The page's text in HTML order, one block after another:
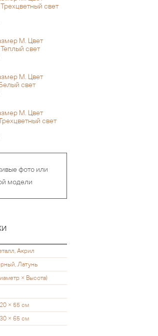
свет
M. Цвет
свет
M. Цвет
свет
M. Цвет
свет
фото или
модели
Акрил
Латунь
× Высота)
× 55 см
× 65 см